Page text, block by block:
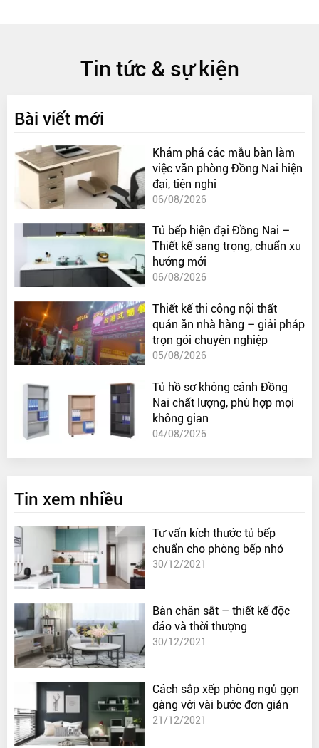
Tin tức & sự kiện
Bài viết mới
Khám phá các mẫu bàn làm
việc văn phòng Đồng Nai hiện
đại, tiện nghi
06/08/2026
Tủ bếp hiện đại Đồng Nai –
Thiết kế sang trọng, chuẩn xu
hướng mới
06/08/2026
Thiết kế thi công nội thất
quán ăn nhà hàng – giải pháp
trọn gói chuyên nghiệp
05/08/2026
Tủ hồ sơ không cánh Đồng
Nai chất lượng, phù hợp mọi
không gian
04/08/2026
Tin xem nhiều
Tư vấn kích thước tủ bếp
chuẩn cho phòng bếp nhỏ
30/12/2021
Bàn chân sắt – thiết kế độc
đáo và thời thượng
30/12/2021
Cách sắp xếp phòng ngủ gọn
gàng với vài bước đơn giản
21/12/2021